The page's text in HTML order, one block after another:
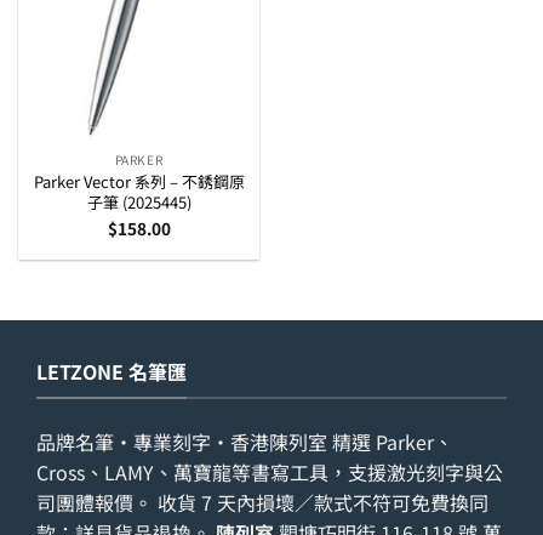
PARKER
Parker Vector 系列 – 不銹鋼原
子筆 (2025445)
$158.00
LETZONE 名筆匯
品牌名筆・專業刻字・香港陳列室 精選 Parker、
Cross、LAMY、萬寶龍等書寫工具，支援激光刻字與公
司團體報價。 收貨 7 天內損壞／款式不符可免費換同